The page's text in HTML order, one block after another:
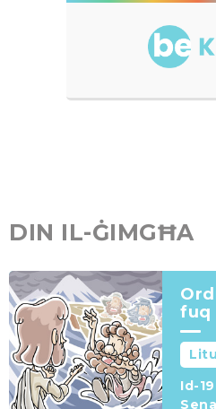
DIN IL-ĠIMGĦA
fuq
Id-
Sena